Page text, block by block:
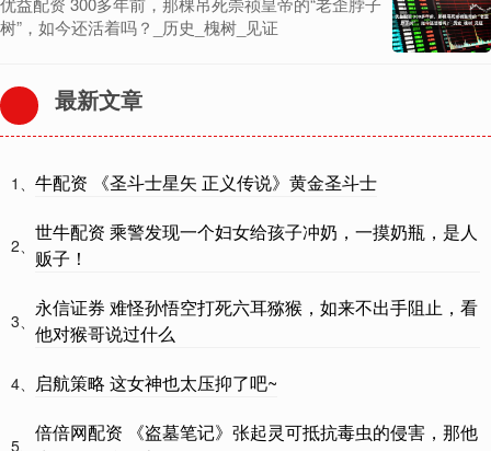
树”，如今还活着吗？_历史_槐树_见证
最新文章
1、 牛配资 《圣斗士星矢 正义传说》黄金圣斗士
2、
世牛配资 乘警发现一个妇女给孩子冲奶，一摸奶瓶，是人
贩子！
3、
永信证券 难怪孙悟空打死六耳猕猴，如来不出手阻止，看
他对猴哥说过什么
4、 启航策略 这女神也太压抑了吧~
5、
倍倍网配资 《盗墓笔记》张起灵可抵抗毒虫的侵害，那他